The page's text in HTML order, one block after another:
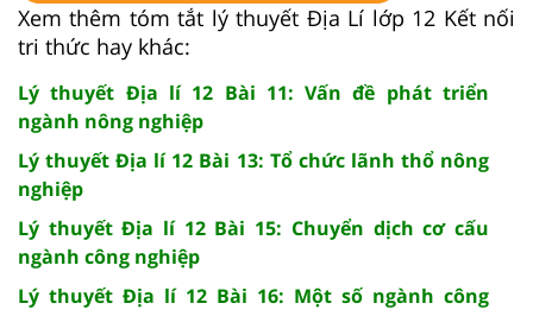
Xem thêm tóm tắt lý thuyết Địa Lí lớp 12 Kết nối
tri thức hay khác:
Lý thuyết Địa lí 12 Bài 11: Vấn đề phát triển
ngành nông nghiệp
Lý thuyết Địa lí 12 Bài 13: Tổ chức lãnh thổ nông
nghiệp
Lý thuyết Địa lí 12 Bài 15: Chuyển dịch cơ cấu
ngành công nghiệp
Lý thuyết Địa lí 12 Bài 16: Một số ngành công